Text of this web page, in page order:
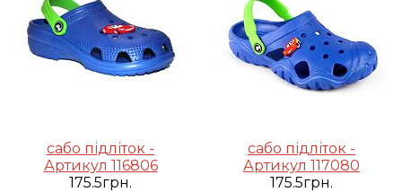
сабо підліток -
Артикул 116806
175.5грн.
сабо підліток -
Артикул 117080
175.5грн.